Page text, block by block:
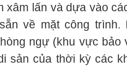
xâm lấn và dựa vào
về mặt công trình.
ngự (khu vực bảo
sản của thời kỳ các